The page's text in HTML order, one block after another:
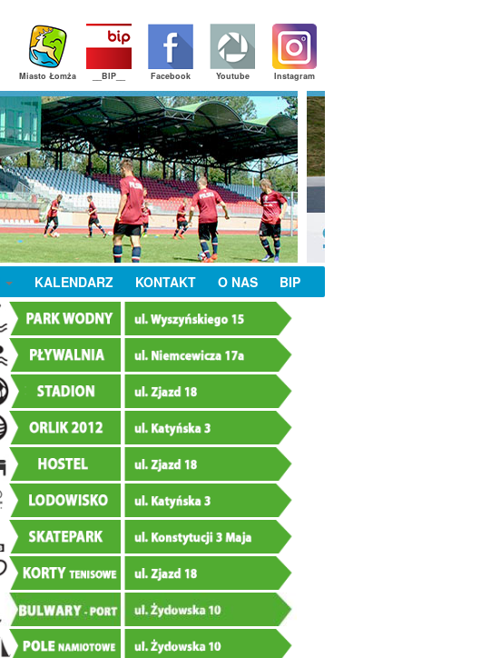
Instagram
Youtube
Facebook
__BIP__
Miasto Łomża
KALENDARZ KONTAKT O NAS BIP